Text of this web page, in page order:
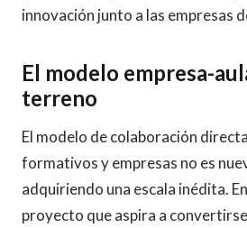
innovación junto a las empresas
El modelo empresa-
terreno
El modelo de colaboración
formativos y empresas no es
adquiriendo una escala inédita.
proyecto que aspira a